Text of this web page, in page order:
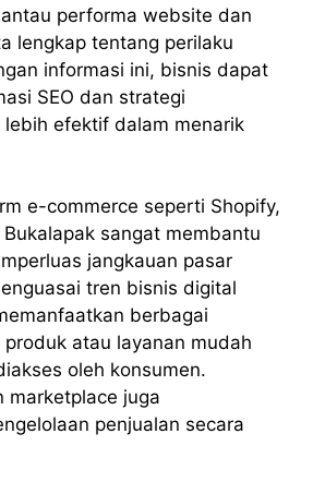
performa website dan
lengkap tentang perilaku
informasi ini, bisnis dapat
SEO dan strategi
lebih efektif dalam menarik
e-commerce seperti Shopify,
sangat membantu
jangkauan pasar
tren bisnis digital
berbagai
atau layanan mudah
oleh konsumen.
marketplace juga
penjualan secara